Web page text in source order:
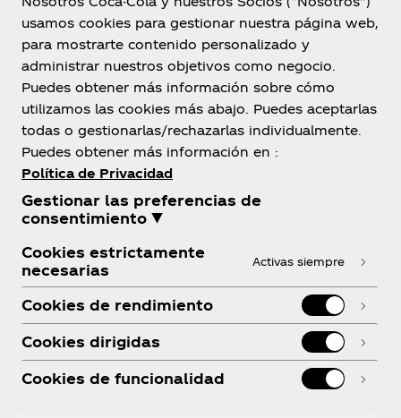
Bolivia
Sobre Nosotros
¿Necesitas ayuda?
Legal
usamos cookies para gestionar nuestra página web,
para mostrarte contenido personalizado y
administrar nuestros objetivos como negocio.
Puedes obtener más información sobre cómo
utilizamos las cookies más abajo. Puedes aceptarlas
todas o gestionarlas/rechazarlas individualmente.
Puedes obtener más información en :
Política de Privacidad
Gestionar las preferencias de
consentimiento ▼
Cookies estrictamente
necesarias
Activas siempre
Cookies de rendimiento
Cookies dirigidas
Cookies de funcionalidad